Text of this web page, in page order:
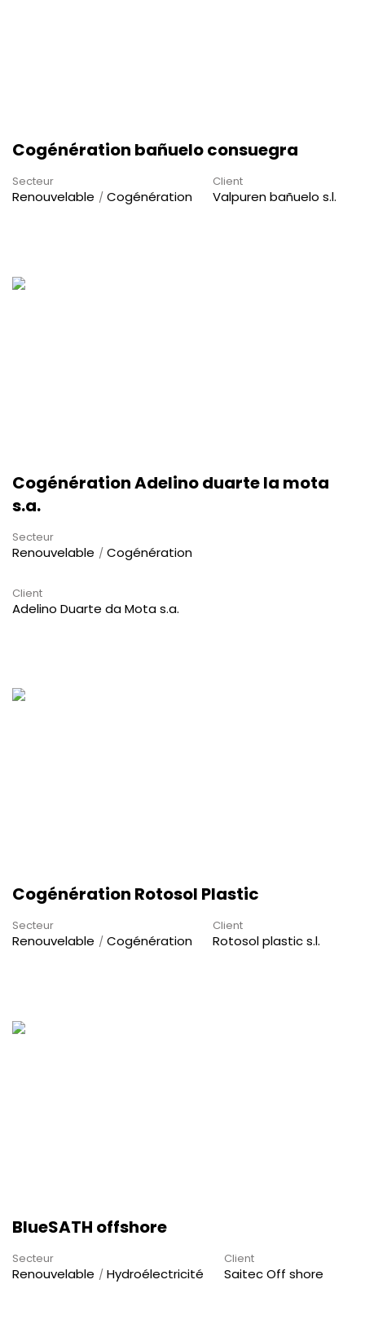
Cogénération bañuelo consuegra
Secteur
Renouvelable Cogénération
Client
Valpuren bañuelo s.l.
Cogénération Adelino duarte la mota
s.a.
Secteur
Renouvelable Cogénération
Client
Adelino Duarte da Mota s.a.
Cogénération Rotosol Plastic
Secteur
Renouvelable Cogénération
Client
Rotosol plastic s.l.
BlueSATH offshore
Secteur
Renouvelable Hydroélectricité
Client
Saitec Off shore